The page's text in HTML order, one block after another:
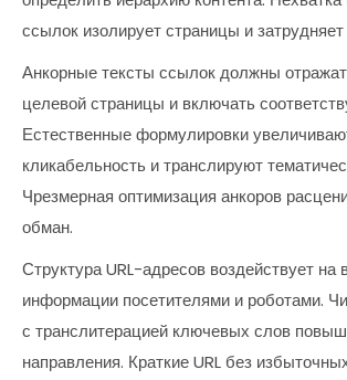
ссылок изолирует страницы и
Анкорные тексты ссылок должны
целевой страницы и включать
Естественные формулировки
кликабельность и транслируют
Чрезмерная оптимизация анкоров
обман.
Структура URL-адресов воздействует на
информации посетителями и роботами.
с транслитерацией ключевых слов
направления. Краткие URL без